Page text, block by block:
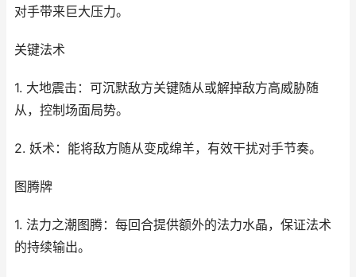
对手带来巨大压力。
关键法术
1. 大地震击：可沉默敌方关键随从或解掉敌方高威胁随
从，控制场面局势。
2. 妖术：能将敌方随从变成绵羊，有效干扰对手节奏。
图腾牌
1. 法力之潮图腾：每回合提供额外的法力水晶，保证法术
的持续输出。